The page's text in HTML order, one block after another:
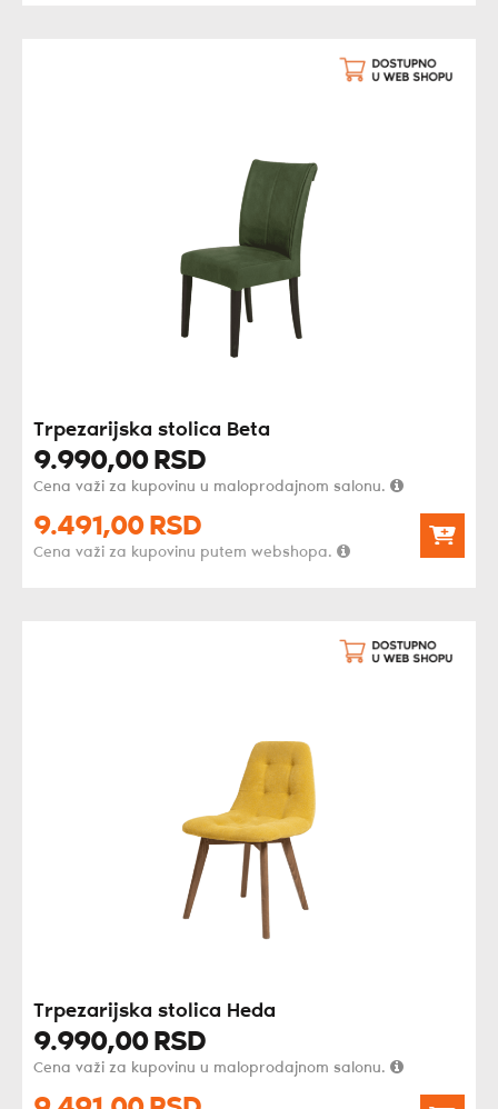
Trpezarijska stolica Beta
9.990,00 RSD
Cena važi za kupovinu u maloprodajnom salonu.
9.491,00 RSD
Cena važi za kupovinu putem webshopa.
Trpezarijska stolica Heda
9.990,00 RSD
Cena važi za kupovinu u maloprodajnom salonu.